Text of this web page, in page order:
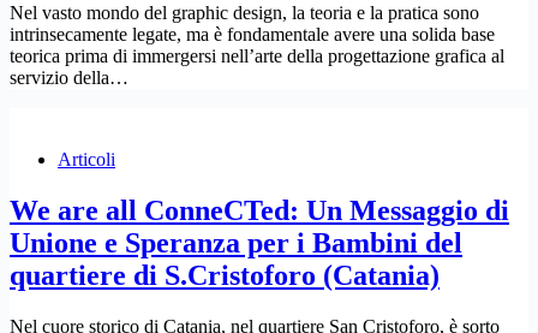
Nel vasto mondo del graphic design, la teoria e la pratica sono
intrinsecamente legate, ma è fondamentale avere una solida base
teorica prima di immergersi nell’arte della progettazione grafica al
servizio della…
Articoli
We are all ConneCTed: Un Messaggio di
Unione e Speranza per i Bambini del
quartiere di S.Cristoforo (Catania)
Nel cuore storico di Catania, nel quartiere San Cristoforo, è sorto